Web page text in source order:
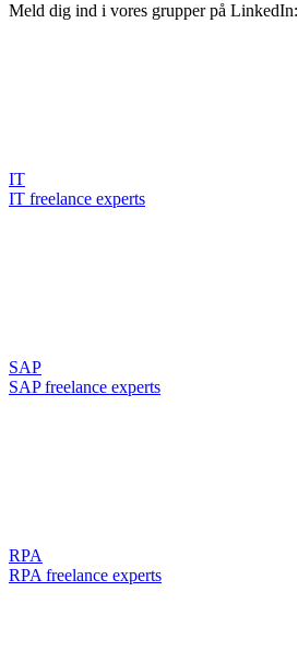
Meld dig ind i vores grupper på LinkedIn:
IT
IT freelance experts
SAP
SAP freelance experts
RPA
RPA freelance experts